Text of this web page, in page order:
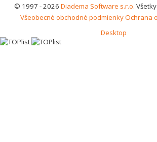
© 1997 - 2026 Diadema Software s.r.o.
Všeobecné obchodné podmienkyOchrana
Desktop